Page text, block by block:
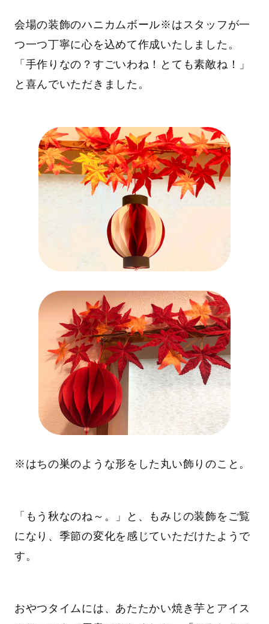
会場の装飾のハニカムボール※はスタッフが一
つ一つ丁寧に心を込めて作成いたしました。
「手作りなの？すごいわね！とても素敵ね！」
と喜んでいただきました。
※はちの巣のような形をした丸い飾りのこと。
「もう秋なのね～。」と、もみじの装飾をご覧
になり、季節の変化を感じていただけたようで
す。
おやつタイムには、あたたかい焼き芋とアイス